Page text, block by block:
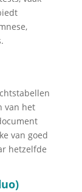
van het
van goed
hetzelfde